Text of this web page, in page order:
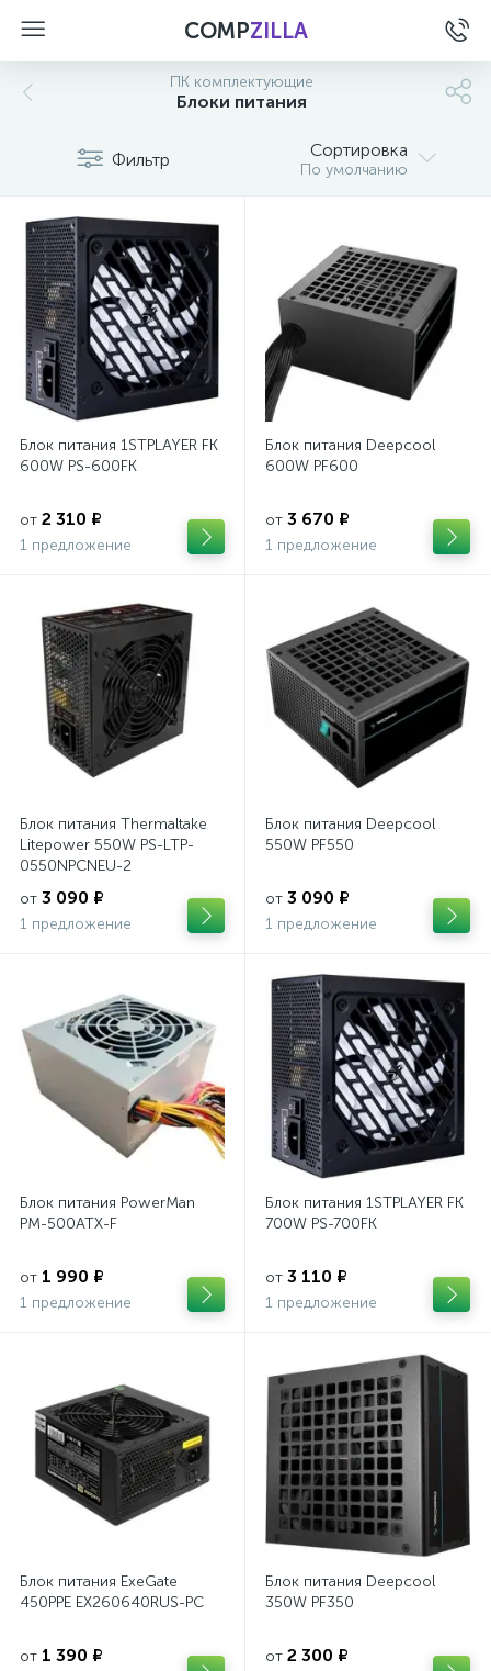
COMPZILLA
ПК комплектующие
Блоки питания
Фильтр Сортировка
По умолчанию
Блок питания 1STPLAYER FK
600W PS-600FK
от 2 310 ₽
1 предложение
Блок питания Deepcool
600W PF600
от 3 670 ₽
1 предложение
Блок питания Thermaltake
Litepower 550W PS-LTP-
0550NPCNEU-2
от 3 090 ₽
1 предложение
Блок питания Deepcool
550W PF550
от 3 090 ₽
1 предложение
Блок питания PowerMan
PM-500ATX-F
от 1 990 ₽
1 предложение
Блок питания 1STPLAYER FK
700W PS-700FK
от 3 110 ₽
1 предложение
Блок питания ExeGate
450PPE EX260640RUS-PC
от 1 390 ₽
Блок питания Deepcool
350W PF350
от 2 300 ₽